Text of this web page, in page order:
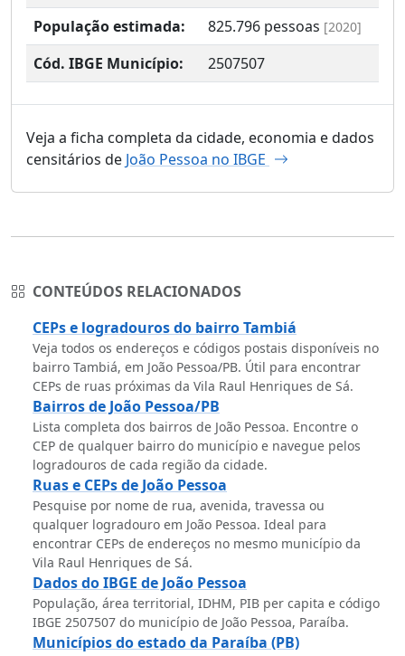
População estimada:
825.796 pessoas [2020]
Cód. IBGE Município: 2507507
Veja a ficha completa da cidade, economia e dados
censitários de João Pessoa no IBGE
CONTEÚDOS RELACIONADOS
CEPs e logradouros do bairro Tambiá
Veja todos os endereços e códigos postais disponíveis no
bairro Tambiá, em João Pessoa/PB. Útil para encontrar
CEPs de ruas próximas da Vila Raul Henriques de Sá.
Bairros de João Pessoa/PB
Lista completa dos bairros de João Pessoa. Encontre o
CEP de qualquer bairro do município e navegue pelos
logradouros de cada região da cidade.
Ruas e CEPs de João Pessoa
Pesquise por nome de rua, avenida, travessa ou
qualquer logradouro em João Pessoa. Ideal para
encontrar CEPs de endereços no mesmo município da
Vila Raul Henriques de Sá.
Dados do IBGE de João Pessoa
População, área territorial, IDHM, PIB per capita e código
IBGE 2507507 do município de João Pessoa, Paraíba.
Municípios do estado da Paraíba (PB)